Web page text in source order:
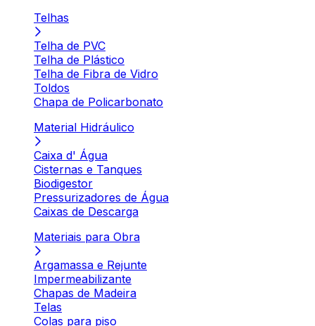
Telhas
Telha de PVC
Telha de Plástico
Telha de Fibra de Vidro
Toldos
Chapa de Policarbonato
Material Hidráulico
Caixa d' Água
Cisternas e Tanques
Biodigestor
Pressurizadores de Água
Caixas de Descarga
Materiais para Obra
Argamassa e Rejunte
Impermeabilizante
Chapas de Madeira
Telas
Colas para piso